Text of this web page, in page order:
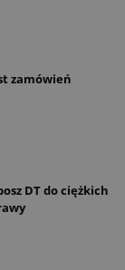
zamówień
DT do ciężkich